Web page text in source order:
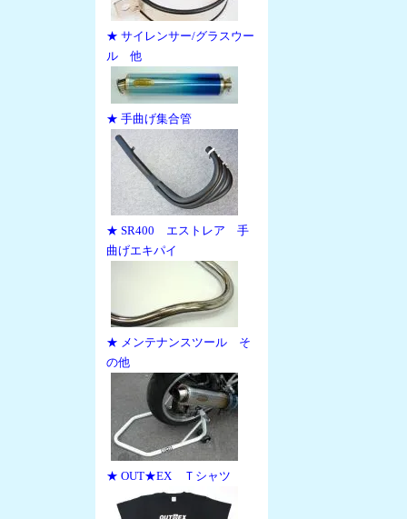
★ サイレンサー/グラスウー
ル 他
★ 手曲げ集合管
★ SR400 エストレア 手
曲げエキパイ
★ メンテナンスツール そ
の他
★ OUT★EX Ｔシャツ